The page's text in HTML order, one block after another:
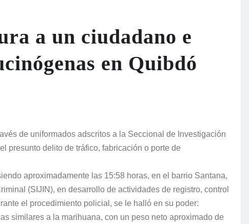
a un ciudadano e
en Quibdó
de uniformados adscritos a la Seccional de Investigación
presunto delito de tráfico, fabricación o porte de
aproximadamente las 15:58 horas, en el barrio Santana,
(SIJIN), en desarrollo de actividades de registro, control
el procedimiento policial, se le halló en su poder:
similares a la marihuana, con un peso neto aproximado de